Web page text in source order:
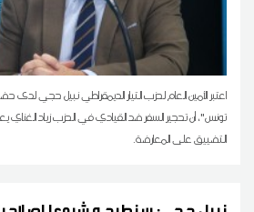
اعتبر الأمين العام لحزب التيار الديمقراطي نبيل حجي لدى
تونس"، أن تحجير السفر ضد القيادي في الحزب زياد
التضييق على المعارضة.